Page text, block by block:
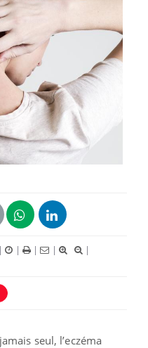
| | | |
|
seul, l’eczéma